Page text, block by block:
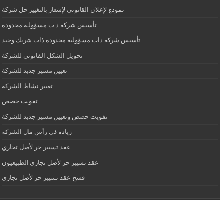
نموذج لإعلان القانوني لإشعار بالتغيير حل شركة
تأسيس شركة ذات مسؤولية محدودة
تأسيس شركة ذات مسؤولية محدودة ذات شريك وحيد
تحويل الشكل القانوني للشركة
تعيين مسير جديد للشركة
تغيير نشاط الشركة
تفويت حصص
تفويت حصص وتعيين مسير جديد للشركة
زيادة في رأس مال الشركة
عقد تسيير حر لأصل تجاري
عقد تسيير حر لأصل تجاري الطبيعيون
فسخ عقد تسيير حر لأصل تجاري